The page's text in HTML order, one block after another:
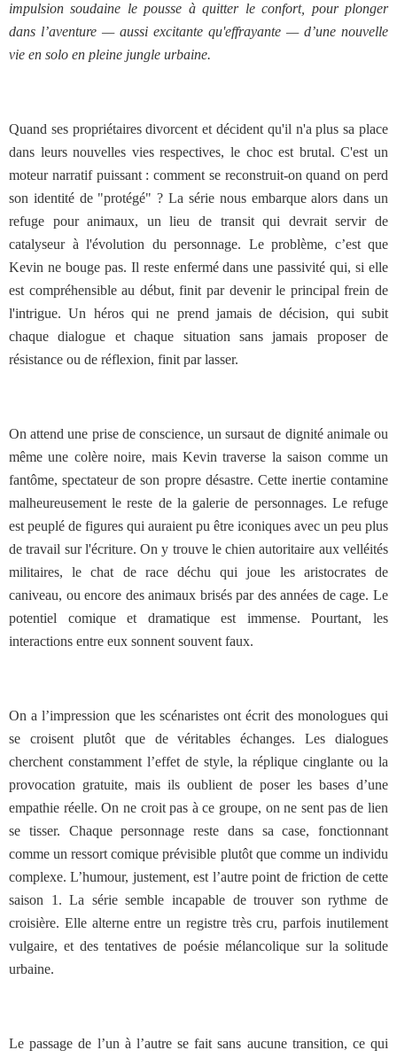
impulsion soudaine le pousse à quitter le confort, pour plonger
dans l’aventure — aussi excitante qu'effrayante — d’une nouvelle
vie en solo en pleine jungle urbaine.
Quand ses propriétaires divorcent et décident qu'il n'a plus sa place
dans leurs nouvelles vies respectives, le choc est brutal. C'est un
moteur narratif puissant : comment se reconstruit-on quand on perd
son identité de "protégé" ? La série nous embarque alors dans un
refuge pour animaux, un lieu de transit qui devrait servir de
catalyseur à l'évolution du personnage. Le problème, c’est que
Kevin ne bouge pas. Il reste enfermé dans une passivité qui, si elle
est compréhensible au début, finit par devenir le principal frein de
l'intrigue. Un héros qui ne prend jamais de décision, qui subit
chaque dialogue et chaque situation sans jamais proposer de
résistance ou de réflexion, finit par lasser.
On attend une prise de conscience, un sursaut de dignité animale ou
même une colère noire, mais Kevin traverse la saison comme un
fantôme, spectateur de son propre désastre. Cette inertie contamine
malheureusement le reste de la galerie de personnages. Le refuge
est peuplé de figures qui auraient pu être iconiques avec un peu plus
de travail sur l'écriture. On y trouve le chien autoritaire aux velléités
militaires, le chat de race déchu qui joue les aristocrates de
caniveau, ou encore des animaux brisés par des années de cage. Le
potentiel comique et dramatique est immense. Pourtant, les
interactions entre eux sonnent souvent faux.
On a l’impression que les scénaristes ont écrit des monologues qui
se croisent plutôt que de véritables échanges. Les dialogues
cherchent constamment l’effet de style, la réplique cinglante ou la
provocation gratuite, mais ils oublient de poser les bases d’une
empathie réelle. On ne croit pas à ce groupe, on ne sent pas de lien
se tisser. Chaque personnage reste dans sa case, fonctionnant
comme un ressort comique prévisible plutôt que comme un individu
complexe. L’humour, justement, est l’autre point de friction de cette
saison 1. La série semble incapable de trouver son rythme de
croisière. Elle alterne entre un registre très cru, parfois inutilement
vulgaire, et des tentatives de poésie mélancolique sur la solitude
urbaine.
Le passage de l’un à l’autre se fait sans aucune transition, ce qui